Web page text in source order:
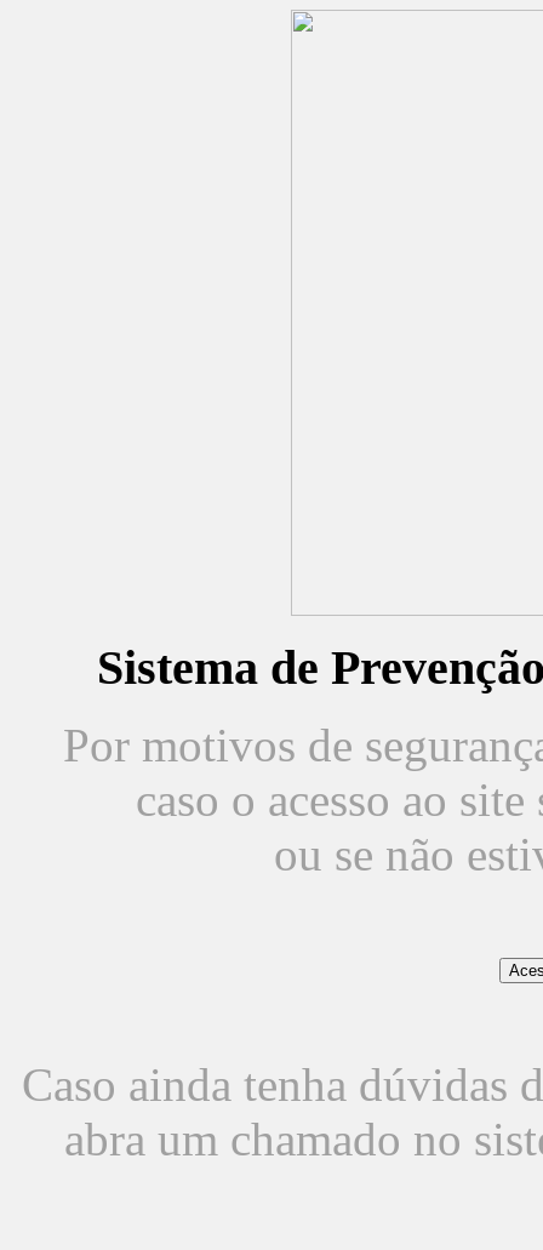
Sistema de
Por motivos de
caso o acesso ao
ou se não
Caso ainda tenha dúvidas
abra um chamado no